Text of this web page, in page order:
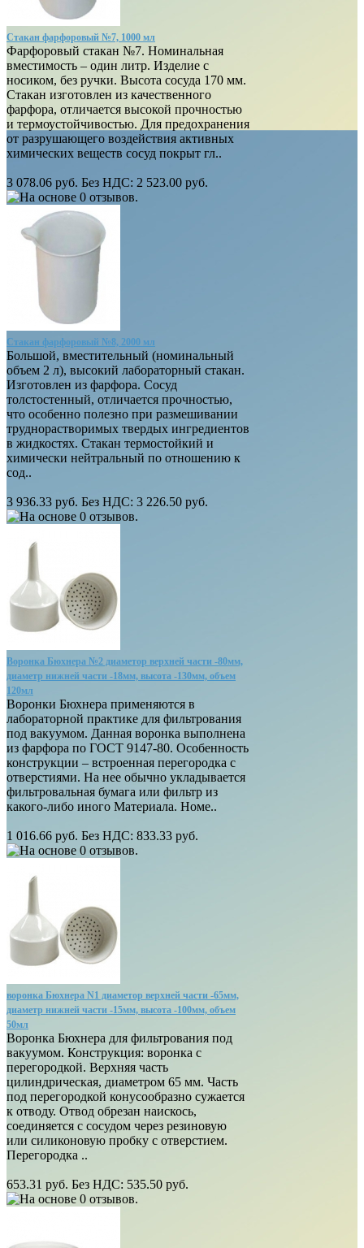
Стакан фарфоровый №7, 1000 мл
Фарфоровый стакан №7. Номинальная
вместимость – один литр. Изделие с
носиком, без ручки. Высота сосуда 170 мм.
Стакан изготовлен из качественного
фарфора, отличается высокой прочностью
и термоустойчивостью. Для предохранения
от разрушающего воздействия активных
химических веществ сосуд покрыт гл..
3 078.06 руб. Без НДС: 2 523.00 руб.
Стакан фарфоровый №8, 2000 мл
Большой, вместительный (номинальный
объем 2 л), высокий лабораторный стакан.
Изготовлен из фарфора. Сосуд
толстостенный, отличается прочностью,
что особенно полезно при размешивании
труднорастворимых твердых ингредиентов
в жидкостях. Стакан термостойкий и
химически нейтральный по отношению к
сод..
3 936.33 руб. Без НДС: 3 226.50 руб.
Воронка Бюхнера №2 диаметор верхней части -80мм,
диаметр нижней части -18мм, высота -130мм, объем
120мл
Воронки Бюхнера применяются в
лабораторной практике для фильтрования
под вакуумом. Данная воронка выполнена
из фарфора по ГОСТ 9147-80. Особенность
конструкции – встроенная перегородка с
отверстиями. На нее обычно укладывается
фильтровальная бумага или фильтр из
какого-либо иного Материала. Номе..
1 016.66 руб. Без НДС: 833.33 руб.
воронка Бюхнера N1 диаметор верхней части -65мм,
диаметр нижней части -15мм, высота -100мм, объем
50мл
Воронка Бюхнера для фильтрования под
вакуумом. Конструкция: воронка с
перегородкой. Верхняя часть
цилиндрическая, диаметром 65 мм. Часть
под перегородкой конусообразно сужается
к отводу. Отвод обрезан наискось,
соединяется с сосудом через резиновую
или силиконовую пробку с отверстием.
Перегородка ..
653.31 руб. Без НДС: 535.50 руб.